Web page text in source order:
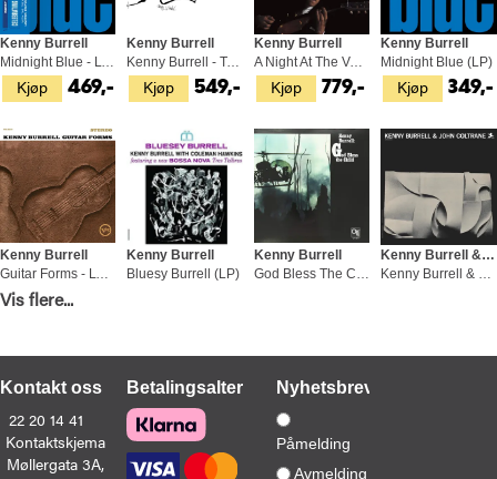
Kjøp
Kenny Burrell
Midnight Blue - LTD (LP)
469,- Kjøp
Kenny Burrell
Kenny Burrell - Tone Poet Edition (LP)
549,- Kjøp
Kenny Burrell
A Night At The Vanguard - LTD (LP)
779,- Kjøp
Kenny Burrell
Midnight Blue (LP)
349,-
Kjøp
Kenny Burrell
599,-
Kenny Burrell
Bluesy Burrell (LP)
Kenny Burrell
Kenny Burrell & John Coltrane
Kenny Burrell
Kenny Burrell
Kenny Burrell
Vis flere...
Kontakt oss
22 20 14 41
Kontaktskjema
Møllergata 3A,
BetalingsalternativerNyhetsbrev
Påmelding
Avmelding